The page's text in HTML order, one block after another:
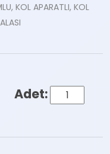
KOL APARATLI, KOL
UP2011KRC
KENDİNDEN
VAKUMLU,